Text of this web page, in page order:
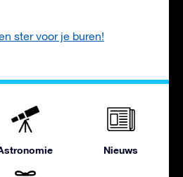
ster voor je buren!
Nieuws